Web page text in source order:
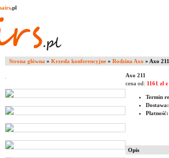
.pl
Strona główna » Krzesła konferencyjne » Rodzina Axo » Axo 211
Axo 211
cena od: 1161 zł
Termin
Dostawa:
Płatność:
Opis